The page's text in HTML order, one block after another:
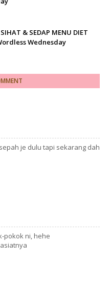
& SEDAP MENU DIET
Wednesday
je dulu tapi sekarang dah
pokok ni, hehe